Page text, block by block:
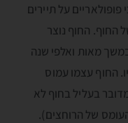
על תיירים
החוף. החוף נוצר
מאות ואלפי שנה
החוף עצמו עמוס
בעליל בחוף לא
של הרוחצים).